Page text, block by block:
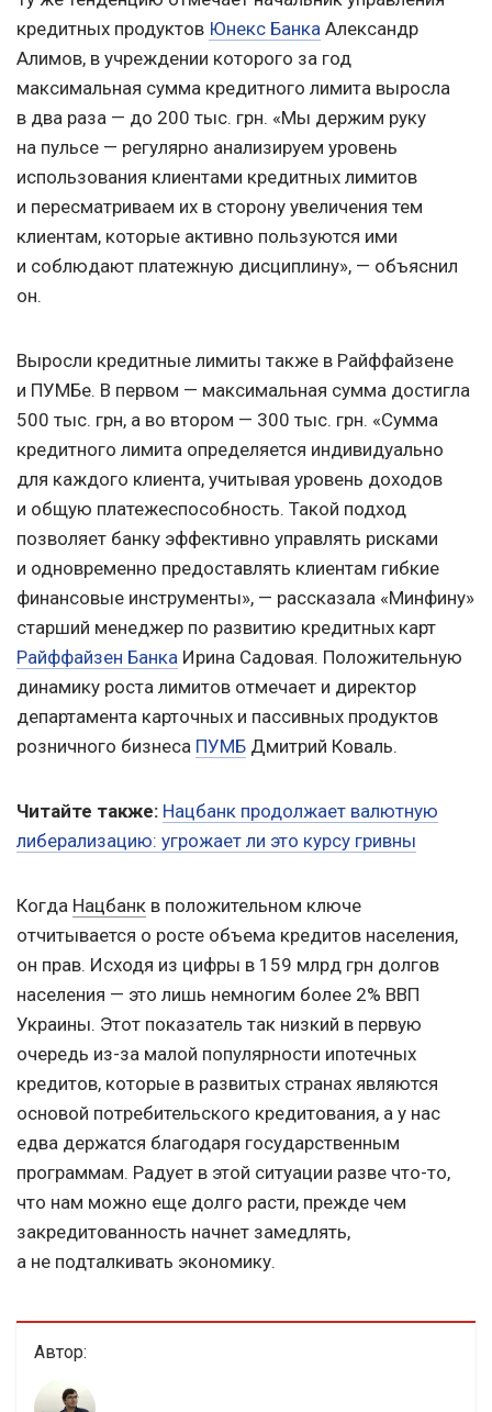
кредитных продуктов Юнекс Банка Александр
Алимов, в учреждении которого за год
максимальная сумма кредитного лимита выросла
в два раза — до 200 тыс. грн. «Мы держим руку
на пульсе — регулярно анализируем уровень
использования клиентами кредитных лимитов
и пересматриваем их в сторону увеличения тем
клиентам, которые активно пользуются ими
и соблюдают платежную дисциплину», — объяснил
он.
Выросли кредитные лимиты также в Райффайзене
и ПУМБе. В первом — максимальная сумма достигла
500 тыс. грн, а во втором — 300 тыс. грн. «Сумма
кредитного лимита определяется индивидуально
для каждого клиента, учитывая уровень доходов
и общую платежеспособность. Такой подход
позволяет банку эффективно управлять рисками
и одновременно предоставлять клиентам гибкие
финансовые инструменты», — рассказала «Минфину»
старший менеджер по развитию кредитных карт
Райффайзен Банка Ирина Садовая. Положительную
динамику роста лимитов отмечает и директор
департамента карточных и пассивных продуктов
розничного бизнеса ПУМБ Дмитрий Коваль.
Читайте также: Нацбанк продолжает валютную
либерализацию: угрожает ли это курсу гривны
Когда Нацбанк в положительном ключе
отчитывается о росте объема кредитов населения,
он прав. Исходя из цифры в 159 млрд грн долгов
населения — это лишь немногим более 2% ВВП
Украины. Этот показатель так низкий в первую
очередь из-за малой популярности ипотечных
кредитов, которые в развитых странах являются
основой потребительского кредитования, а у нас
едва держатся благодаря государственным
программам. Радует в этой ситуации разве что-то,
что нам можно еще долго расти, прежде чем
закредитованность начнет замедлять,
а не подталкивать экономику.
Автор: